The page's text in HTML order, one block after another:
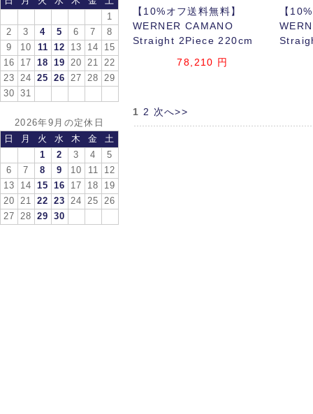
1
2
3 4 5 6 7
8
9
10 11 12 13 14
15
16
17 18 19 20 21
22
23
24 25 26 27 28
29
30
31
2026年9月の定休日
日
月 火 水 木 金
土
1
2 3 4
5
6
7 8 9 10 11
12
13
14 15 16 17 18
19
20
21 22 23 24 25
26
27
28 29 30
【10%オフ送料無料】
WERNER CAMANO
Straight 2Piece 220cm
78,210 円
【
1 2 次へ>>